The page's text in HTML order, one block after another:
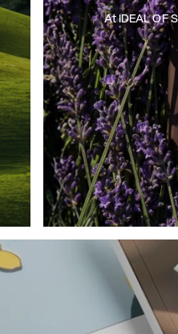
At IDEAL OF